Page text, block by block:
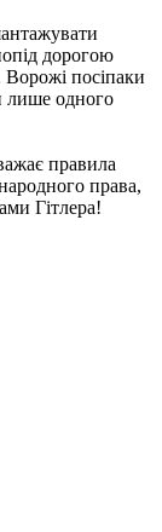
дорогою
Ворожі посіпаки
лише одного
правила
права,
Гітлера!